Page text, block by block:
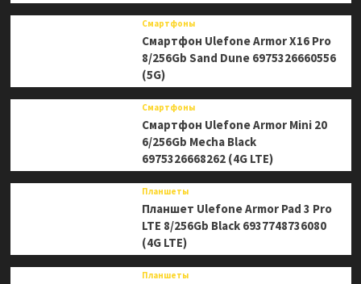
Смартфоны
Смартфон Ulefone Armor X16 Pro
8/256Gb Sand Dune 6975326660556
(5G)
Смартфоны
Смартфон Ulefone Armor Mini 20
6/256Gb Mecha Black
6975326668262 (4G LTE)
Планшеты
Планшет Ulefone Armor Pad 3 Pro
LTE 8/256Gb Black 6937748736080
(4G LTE)
Планшеты